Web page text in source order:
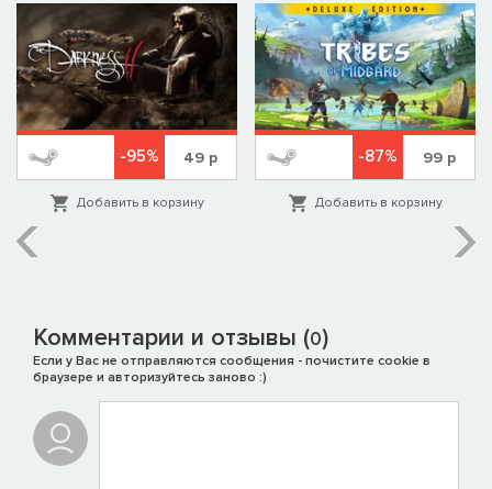
-95% 49 р
Добавить в корзину
-87% 99р
Добавить в корзину
Комментарии и отзывы (0)
Если у Вас не отправляются сообщения - почистите cookie в
браузере и авторизуйтесь заново :)